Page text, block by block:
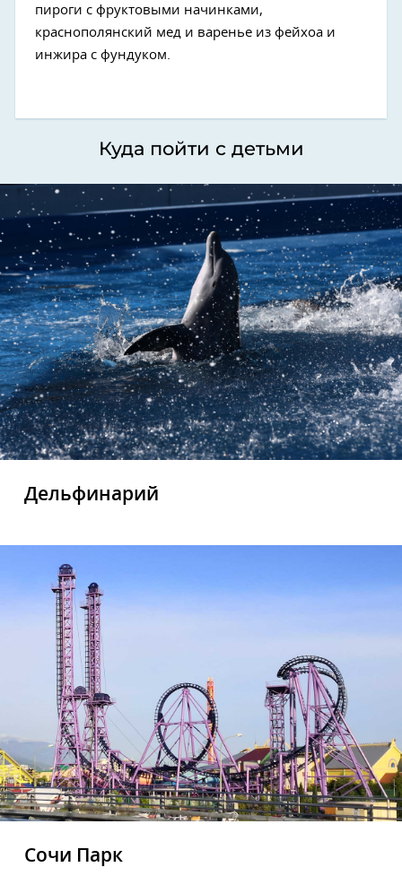
пироги с фруктовыми начинками,
краснополянский мед и варенье из фейхоа и
инжира с фундуком.
Куда пойти с детьми
Дельфинарий
Сочи Парк